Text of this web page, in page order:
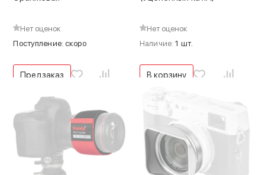
Нет оценок
Поступление: скоро
Предзаказ
Нет оценок
Наличие:1 шт.
В корзину